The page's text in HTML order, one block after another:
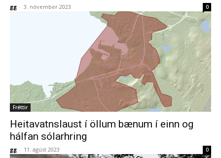
gg - 3. nóvember 2023 0
Fréttir
Heitavatnslaust í öllum bænum í einn og
hálfan sólarhring
gg - 11. ágúst 2023 0